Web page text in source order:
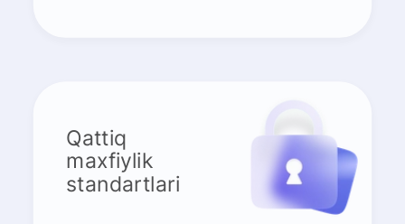
Qattiq
maxfiylik
standartlari